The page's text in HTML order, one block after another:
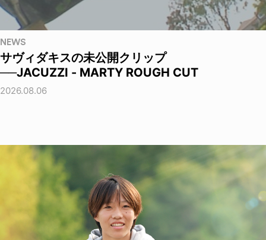
NEWS
サヴィダキスの未公開クリップ
──JACUZZI - MARTY ROUGH CUT
2026.08.06